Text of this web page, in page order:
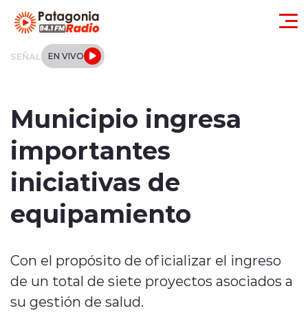
SEÑAL EN VIVO
Regionales
Local
Tendencias
Deportes
Entrevistas
Municipio ingresa
importantes
iniciativas de
equipamiento
Con el propósito de oficializar el ingreso
de un total de siete proyectos asociados a
su gestión de salud.